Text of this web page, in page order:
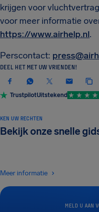
krijgen voor
voor meer informatie
https://www.airhelp.nl.
Perscontact:
DEEL HET MET UW VRIENDEN!
TrustpilotUitstekend
MELD U AAN
KEN UW RECHTEN
Bekijk onze snelle
Meer informatie